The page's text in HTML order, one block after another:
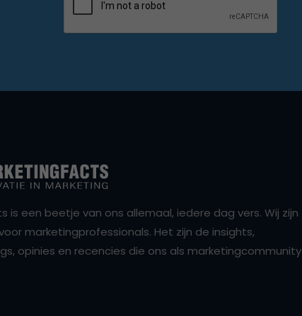
is een beetje van ons allemaal, iedere dag vers. Wij zijn
marketingprofessionals. Het zijn de insights,
opinies en recencies die ons als marketingcommunity